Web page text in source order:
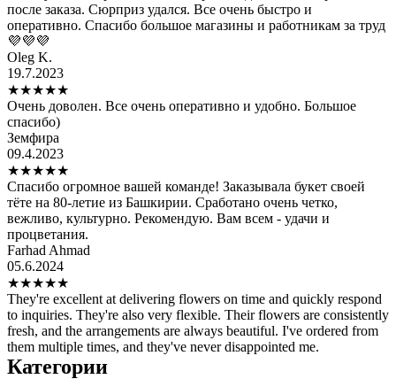
после заказа. Сюрприз удался. Все очень быстро и
оперативно. Спасибо большое магазины и работникам за труд
💜💜💜
Oleg K.
19.7.2023
★★★★★
Очень доволен. Все очень оперативно и удобно. Большое
спасибо)
Земфира
09.4.2023
★★★★★
Спасибо огромное вашей команде! Заказывала букет своей
тёте на 80-летие из Башкирии. Сработано очень четко,
вежливо, культурно. Рекомендую. Вам всем - удачи и
процветания.
Farhad Ahmad
05.6.2024
★★★★★
They're excellent at delivering flowers on time and quickly respond
to inquiries. They're also very flexible. Their flowers are consistently
fresh, and the arrangements are always beautiful. I've ordered from
them multiple times, and they've never disappointed me.
Категории